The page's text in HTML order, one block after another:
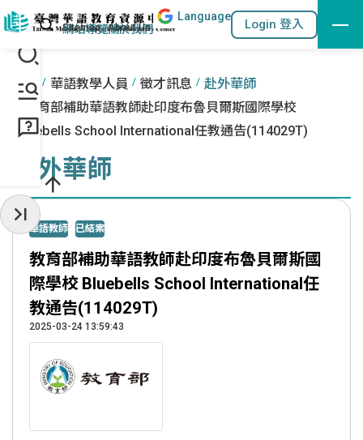
跳到主要內容區塊
::: 站內搜尋
網站導覽關於我們
Language
Login 登入
:::
首頁 華語教學人員 徵才訊息
赴外華師
教育部補助華語教師赴印度布魯貝爾斯國際學校
Bluebells School International任教通告(114029T)
赴外華師
華語教師 已結案
教育部補助華語教師赴印度布魯貝爾斯國
際學校 Bluebells School International任
教通告(114029T)
2025-03-24 13:59:43
收起常用服務